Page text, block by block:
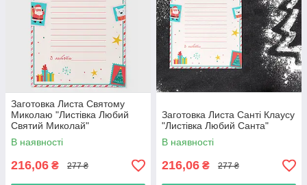
Заготовка Листа Святому
Миколаю "Листівка Любий
Святий Миколай"
В наявності
216,06 ₴ 277 ₴
Заготовка Листа Санті Клаусу
"Листівка Любий Санта"
В наявності
216,06 ₴ 277 ₴